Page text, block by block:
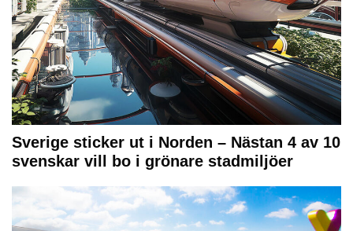
Sverige sticker ut i Norden – Nästan 4 av 10
svenskar vill bo i grönare stadmiljöer